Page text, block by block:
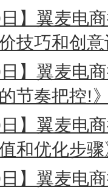
日】翼麦电
技巧和创
日】翼麦电
节奏把控!
日】翼麦电
和优化步骤
日】翼麦电